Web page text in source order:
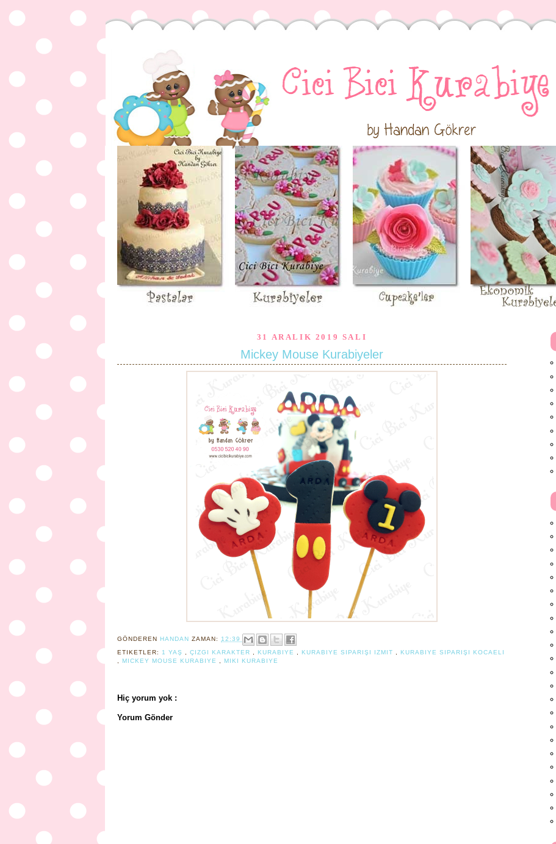
31 ARALIK 2019 SALI
Mickey Mouse Kurabiyeler
GÖNDEREN HANDAN ZAMAN: 12:39
ETIKETLER: 1 YAŞ ÇIZGI KARAKTER KURABIYE KURABIYE SIPARIŞI IZMIT
KURABIYE SIPARIŞI KOCAELI
MICKEY MOUSE KURABIYE MIKI KURABIYE
Hiç yorum yok :
Yorum Gönder